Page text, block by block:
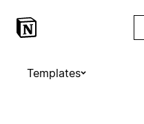
Templates